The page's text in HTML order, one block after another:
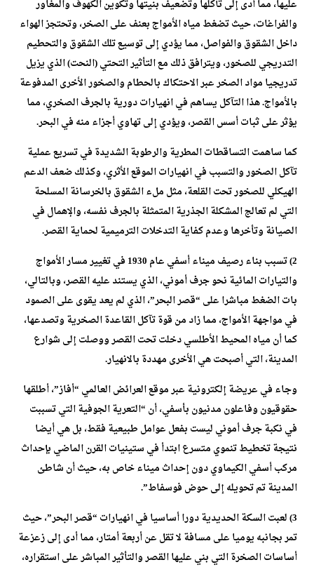
عليها، مما أدى إلى تآكلها وتضعيف بنيتها وتكوين الكهوف والمغاور
والفراغات، حيث تضغط مياه الأمواج بعنف على الصخر، وتحتجز الهواء
داخل الشقوق والفواصل، مما يؤدي إلى توسيع تلك الشقوق والتحطيم
التدريجي للصخور، ويترافق ذلك مع التأثير التحتي (النحت) الذي يزيل
تدريجيا مواد الصخر عبر الاحتكاك بالحطام والصخور الأخرى المدفوعة
بالأمواج. هذا التآكل يساهم في انهيارات دورية بالجرف الصخري، مما
يؤثر على ثبات أسس القصر، ويؤدي إلى تهاوي أجزاء منه في البحر.
كما ساهمت التساقطات المطرية والرطوبة الشديدة في تسريع عملية
تآكل الصخور والتسبب في انهيارات الموقع الأثري، وكذلك ضعف الدعم
الهيكلي للصخور تحت القلعة، مثل ملء الشقوق بالخرسانة المسلحة
التي لم تعالج المشكلة الجذرية المتمثلة بالجرف نفسه، والإهمال في
الصيانة وتأخرها وعدم كفاية التدخلات الترميمية لحماية القصر.
2) تسبب بناء رصيف ميناء أسفي عام 1930 في تغيير مسار الأمواج
والتيارات المائية نحو جرف أموني، الذي يستند عليه القصر، وبالتالي،
بات الضغط مباشرا على “قصر البحر”، الذي لم يعد يقوى على الصمود
في مواجهة الأمواج، مما زاد من قوة تآكل القاعدة الصخرية وتصدعها،
كما أن مياه المحيط الأطلسي دخلت تحت القصر ووصلت إلى شوارع
المدينة، التي أصبحت هي الأخرى مهددة بالانهيار.
وجاء في عريضة إلكترونية عبر موقع العرائض العالمي “أفاز”، أطلقها
حقوقيون وفاعلون مدنيون بأسفي، أن “التعرية الجوفية التي تسببت
في نكبة جرف أموني ليست بفعل عوامل طبيعية فقط، بل هي أيضا
نتيجة تخطيط تنموي متسرع ابتدأ في ستينيات القرن الماضي بإحداث
مركب أسفي الكيماوي دون إحداث ميناء خاص به، حيث أن شاطئ
المدينة تم تحويله إلى حوض فوسفاط”.
3) لعبت السكة الحديدية دورا أساسيا في انهيارات “قصر البحر”، حيث
تمر بجانبه يوميا على مسافة لا تقل عن أربعة أمتار، مما أدى إلى زعزعة
أساسات الصخرة التي بني عليها القصر والتأثير المباشر على استقراره،